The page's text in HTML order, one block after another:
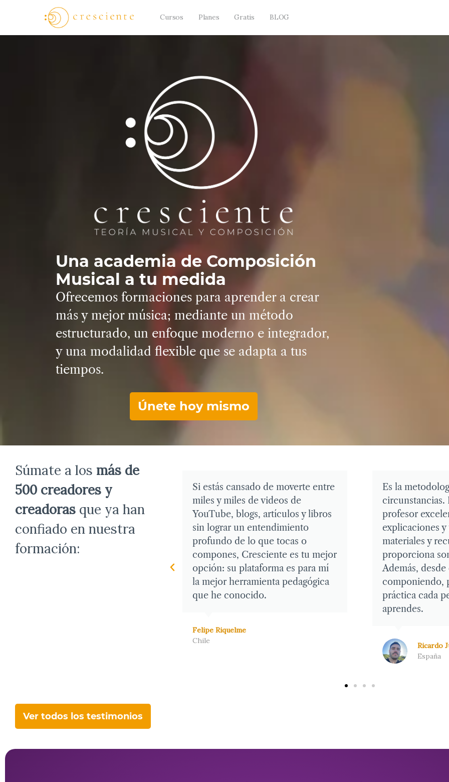
Cursos Planes Gratis BLOG
Una academia de Composición
Musical a tu medida
Ofrecemos formaciones para aprender a crear
más y mejor música; mediante un método
estructurado, un enfoque moderno e integrador,
y una modalidad flexibleque se adapta a tus
tiempos.
Únete hoy mismo
Súmate a los más de
500 creadores y
creadoras que ya han
confiado en nuestra
formación:
Si estás cansado de moverte entre
miles y miles de videos de
YouTube, blogs, artículos y libros
sin lograr un entendimiento
profundo de lo que tocas o
compones, Cresciente es tu mejor
Es la metodología ideal para mis
circunstancias. Francisco es un
profesor excelente, sus
explicaciones y todos los
materiales y recursos que
proporciona son invaluables.
Además, desde el principio estás
componiendo, poniendo en
práctica cada pequeña cosita que
Lo que más
hace poner en
aprendido, y
sentás a hacer
cuenta de las
entendiste
realizadas las
actividades/
mucha cancha
Joaquín Melone
Argentina
Ver todos los testimonios